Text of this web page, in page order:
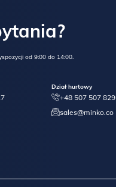
od 9:00 do 14:00.
Dział hurtowy
+48 507 507 829
sales@minko.co